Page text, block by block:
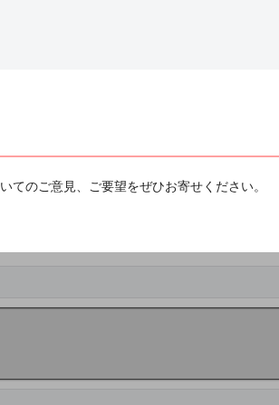
のご意見、ご要望をぜひお寄せください。